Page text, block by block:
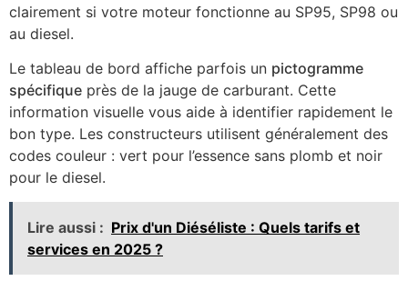
clairement si votre moteur fonctionne au SP95, SP98 ou
au diesel.
Le tableau de bord affiche parfois un pictogramme
spécifique près de la jauge de carburant. Cette
information visuelle vous aide à identifier rapidement le
bon type. Les constructeurs utilisent généralement des
codes couleur : vert pour l’essence sans plomb et noir
pour le diesel.
Lire aussi : Prix d'un Diéséliste : Quels tarifs et
services en 2025 ?